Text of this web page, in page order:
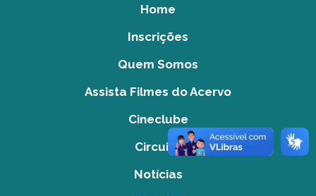
Home
Inscrições
Quem Somos
Assista Filmes do Acervo
Cineclube
Circuito
Notícias